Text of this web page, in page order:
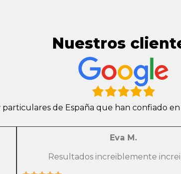
Nuestros
particulares de España que han confiado
Eva M.
Resultados increiblemente